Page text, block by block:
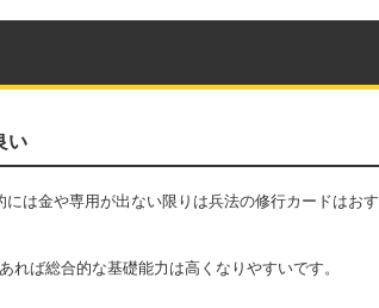
い
は金や専用が出ない限りは兵法の修行カードはおす
ば総合的な基礎能力は高くなりやすいです。